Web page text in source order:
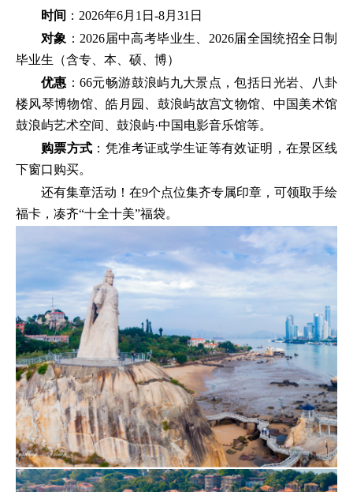
时间 ：2026年6月1日-8月31日
对象 ：2026届中高考毕业生、2026届全国统招全日制
毕业生（含专、本、硕、博）
优惠 ：66元畅游鼓浪屿九大景点，包括日光岩、八卦
楼风琴博物馆、皓月园、鼓浪屿故宫文物馆、中国美术馆
鼓浪屿艺术空间、鼓浪屿·中国电影音乐馆等。
购票方式 ：凭准考证或学生证等有效证明，在景区线
下窗口购买。
还有集章活动！在9个点位集齐专属印章，可领取手绘
福卡，凑齐“十全十美”福袋。